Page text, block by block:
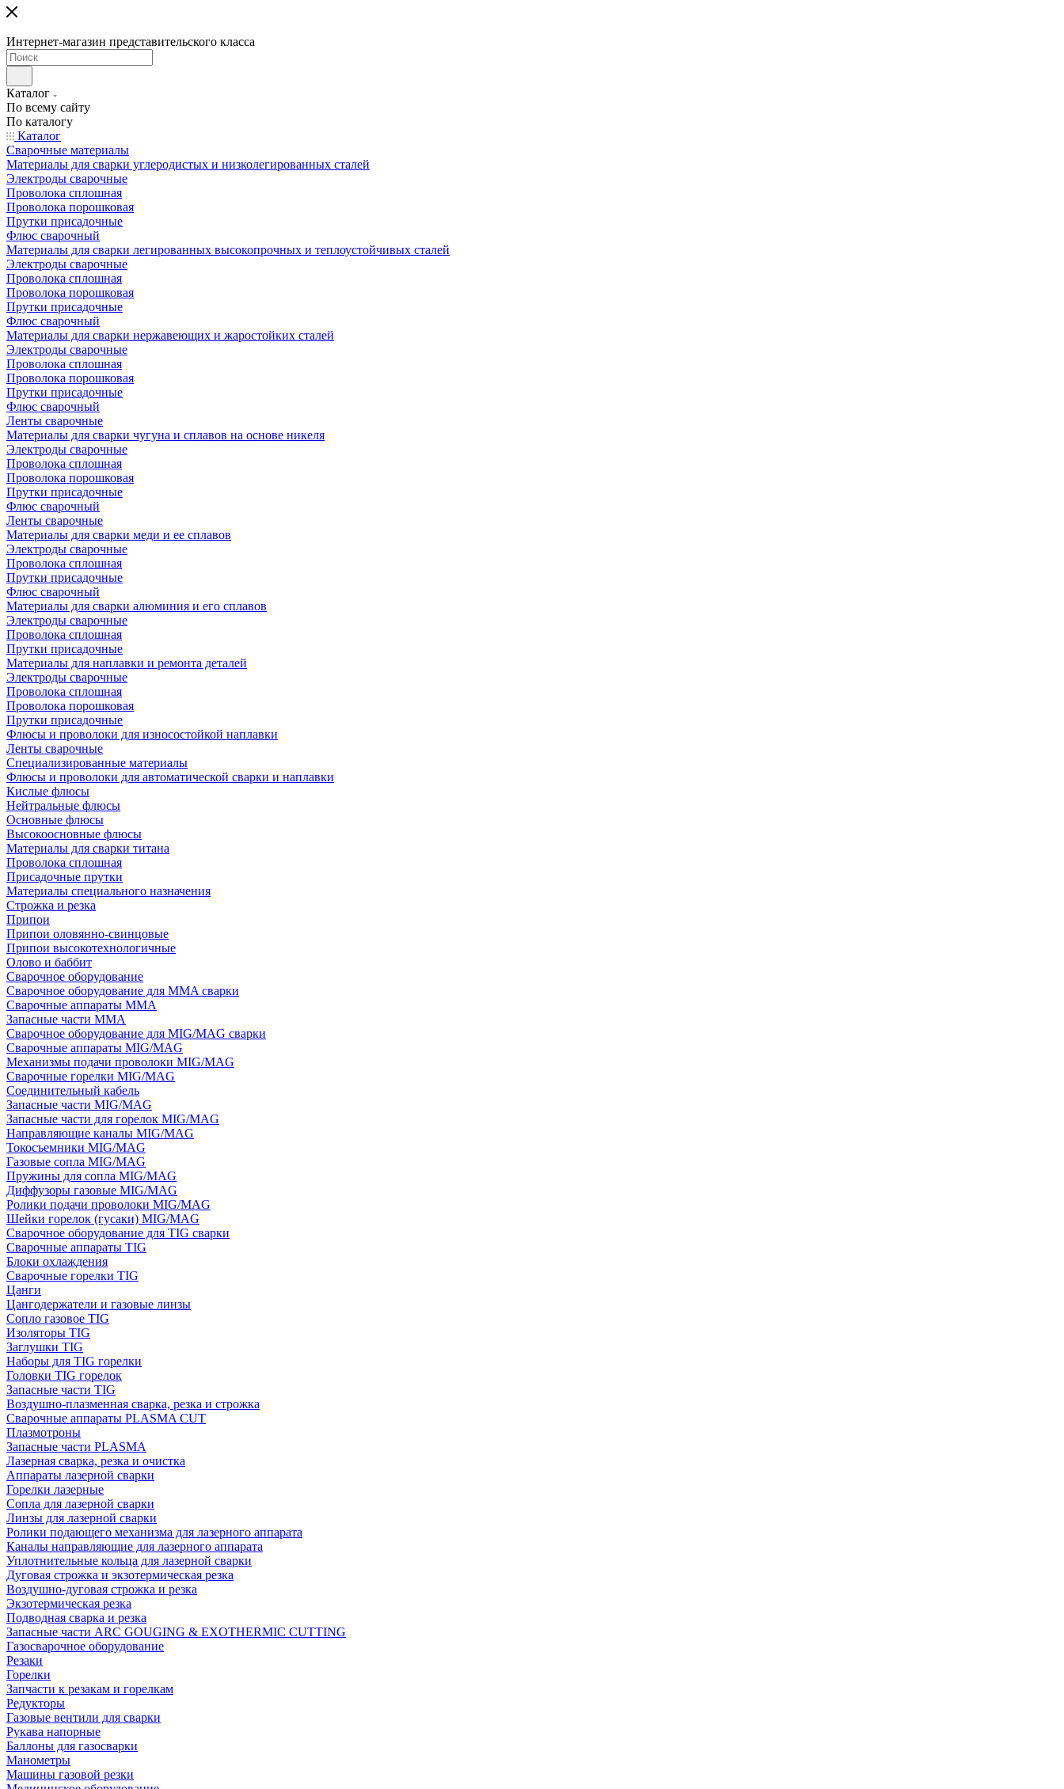
Интернет-магазин представительского класса
Каталог
По всему сайту
По каталогу
Каталог
Сварочные материалы
Материалы для сварки углеродистых и низколегированных сталей
Электроды сварочные
Проволока сплошная
Проволока порошковая
Прутки присадочные
Флюс сварочный
Материалы для сварки легированных высокопрочных и теплоустойчивых сталей
Электроды сварочные
Проволока сплошная
Проволока порошковая
Прутки присадочные
Флюс сварочный
Материалы для сварки нержавеющих и жаростойких сталей
Электроды сварочные
Проволока сплошная
Проволока порошковая
Прутки присадочные
Флюс сварочный
Ленты сварочные
Материалы для сварки чугуна и сплавов на основе никеля
Электроды сварочные
Проволока сплошная
Проволока порошковая
Прутки присадочные
Флюс сварочный
Ленты сварочные
Материалы для сварки меди и ее сплавов
Электроды сварочные
Проволока сплошная
Прутки присадочные
Флюс сварочный
Материалы для сварки алюминия и его сплавов
Электроды сварочные
Проволока сплошная
Прутки присадочные
Материалы для наплавки и ремонта деталей
Электроды сварочные
Проволока сплошная
Проволока порошковая
Прутки присадочные
Флюсы и проволоки для износостойкой наплавки
Ленты сварочные
Специализированные материалы
Флюсы и проволоки для автоматической сварки и наплавки
Кислые флюсы
Нейтральные флюсы
Основные флюсы
Высокоосновные флюсы
Материалы для сварки титана
Проволока сплошная
Присадочные прутки
Материалы специального назначения
Строжка и резка
Припои
Припои оловянно-свинцовые
Припои высокотехнологичные
Олово и баббит
Сварочное оборудование
Сварочное оборудование для MMA сварки
Сварочные аппараты MMA
Запасные части MMA
Сварочное оборудование для MIG/MAG сварки
Сварочные аппараты MIG/MAG
Механизмы подачи проволоки MIG/MAG
Сварочные горелки MIG/MAG
Соединительный кабель
Запасные части MIG/MAG
Запасные части для горелок MIG/MAG
Направляющие каналы MIG/MAG
Токосъемники MIG/MAG
Газовые сопла MIG/MAG
Пружины для сопла MIG/MAG
Диффузоры газовые MIG/MAG
Ролики подачи проволоки MIG/MAG
Шейки горелок (гусаки) MIG/MAG
Сварочное оборудование для TIG сварки
Сварочные аппараты TIG
Блоки охлаждения
Сварочные горелки TIG
Цанги
Цангодержатели и газовые линзы
Сопло газовое TIG
Изоляторы TIG
Заглушки TIG
Наборы для TIG горелки
Головки TIG горелок
Запасные части TIG
Воздушно-плазменная сварка, резка и строжка
Сварочные аппараты PLASMA CUT
Плазмотроны
Запасные части PLASMA
Лазерная сварка, резка и очистка
Аппараты лазерной сварки
Горелки лазерные
Сопла для лазерной сварки
Линзы для лазерной сварки
Ролики подающего механизма для лазерного аппарата
Каналы направляющие для лазерного аппарата
Уплотнительные кольца для лазерной сварки
Дуговая строжка и экзотермическая резка
Воздушно-дуговая строжка и резка
Экзотермическая резка
Подводная сварка и резка
Запасные части ARC GOUGING & EXOTHERMIC CUTTING
Газосварочное оборудование
Резаки
Горелки
Запчасти к резакам и горелкам
Редукторы
Газовые вентили для сварки
Рукава напорные
Баллоны для газосварки
Манометры
Машины газовой резки